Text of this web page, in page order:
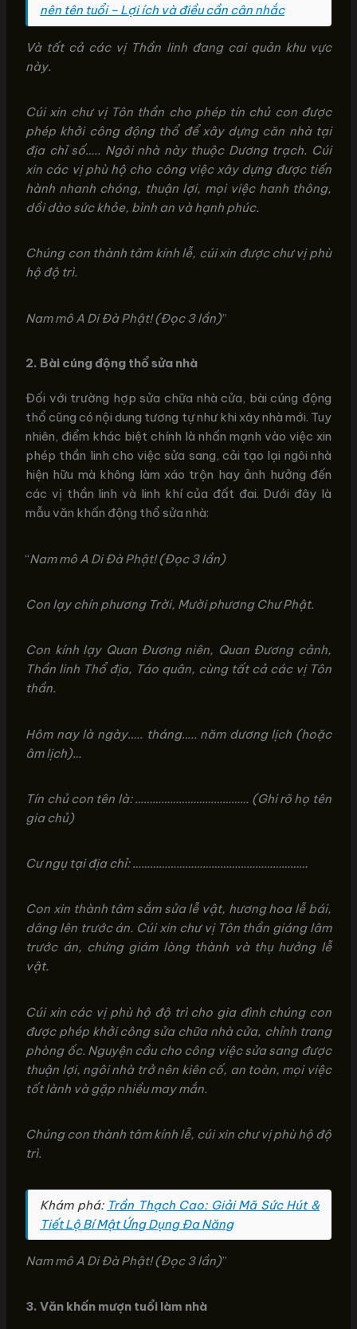
nên tên tuổi – Lợi ích và điều cần cân nhắc
Và tất cả các vị Thần linh đang cai quản khu vực
này.
Cúi xin chư vị Tôn thần cho phép tín chủ con được
phép khởi công động thổ để xây dựng căn nhà tại
địa chỉ số….. Ngôi nhà này thuộc Dương trạch. Cúi
xin các vị phù hộ cho công việc xây dựng được tiến
hành nhanh chóng, thuận lợi, mọi việc hanh thông,
dồi dào sức khỏe, bình an và hạnh phúc.
Chúng con thành tâm kính lễ, cúi xin được chư vị phù
hộ độ trì.
Nam mô A Di Đà Phật! (Đọc 3 lần)”
2. Bài cúng động thổ sửa nhà
Đối với trường hợp sửa chữa nhà cửa, bài cúng động
thổ cũng có nội dung tương tự như khi xây nhà mới. Tuy
nhiên, điểm khác biệt chính là nhấn mạnh vào việc xin
phép thần linh cho việc sửa sang, cải tạo lại ngôi nhà
hiện hữu mà không làm xáo trộn hay ảnh hưởng đến
các vị thần linh và linh khí của đất đai. Dưới đây là
mẫu văn khấn động thổ sửa nhà:
“Nam mô A Di Đà Phật! (Đọc 3 lần)
Con lạy chín phương Trời, Mười phương Chư Phật.
Con kính lạy Quan Đương niên, Quan Đương cảnh,
Thần linh Thổ địa, Táo quân, cùng tất cả các vị Tôn
thần.
Hôm nay là ngày….. tháng….. năm dương lịch (hoặc
âm lịch)…
Tín chủ con tên là: ………………………………… (Ghi rõ họ tên
gia chủ)
Cư ngụ tại địa chỉ: ……………………………………………………
Con xin thành tâm sắm sửa lễ vật, hương hoa lễ bái,
dâng lên trước án. Cúi xin chư vị Tôn thần giáng lâm
trước án, chứng giám lòng thành và thụ hưởng lễ
vật.
Cúi xin các vị phù hộ độ trì cho gia đình chúng con
được phép khởi công sửa chữa nhà cửa, chỉnh trang
phòng ốc. Nguyện cầu cho công việc sửa sang được
thuận lợi, ngôi nhà trở nên kiên cố, an toàn, mọi việc
tốt lành và gặp nhiều may mắn.
Chúng con thành tâm kính lễ, cúi xin chư vị phù hộ độ
trì.
Khám phá: Trần Thạch Cao: Giải Mã Sức Hút &
Tiết Lộ Bí Mật Ứng Dụng Đa Năng
Nam mô A Di Đà Phật! (Đọc 3 lần)”
3. Văn khấn mượn tuổi làm nhà